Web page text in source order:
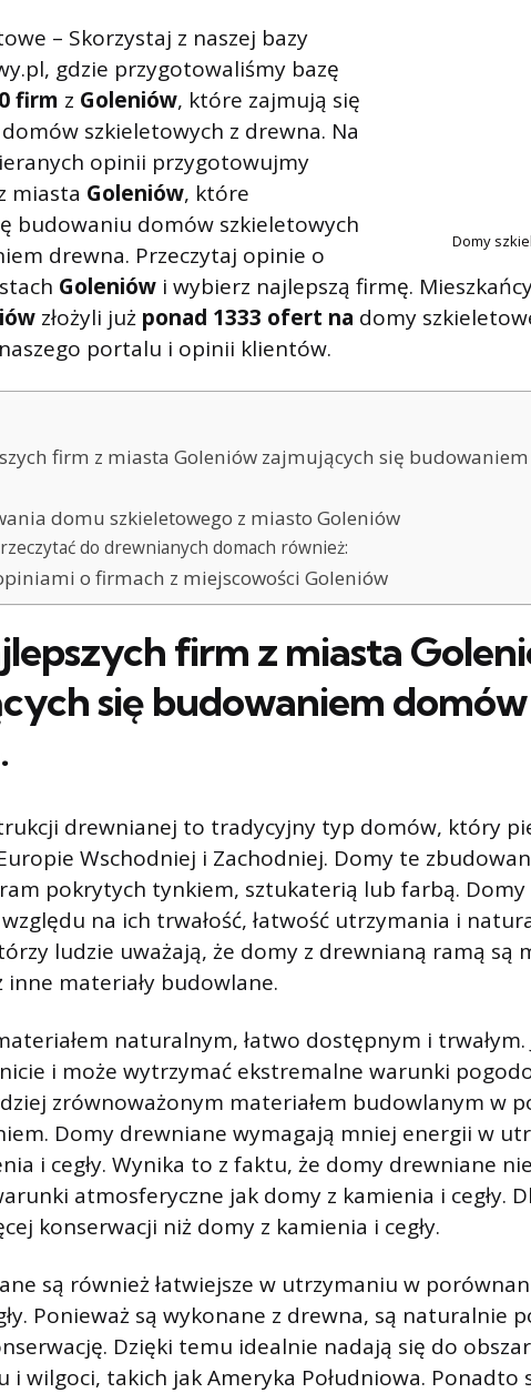
Domy
– Skorzystaj z naszej bazy
gdzie przygotowaliśmy bazę
firm z Goleniów, które zajmują się
szkieletowych z drewna. Na
opinii przygotowujmy
miasta Goleniów, które
budowaniu domów szkieletowych
drewna. Przeczytaj opinie o
Goleniów i wybierz najlepszą firmę.
złożyli już ponad 1333 ofert na domy
portalu i opinii klientów.
firm z miasta Goleniów zajmujących się
domu szkieletowego z miasto Goleniów
do drewnianych domach również:
o firmach z miejscowości Goleniów
firm z miasta
się budowaniem
drewnianej to tradycyjny typ domów, który
Wschodniej i Zachodniej. Domy te
pokrytych tynkiem, sztukaterią lub farbą. Domy
na ich trwałość, łatwość utrzymania i
ludzie uważają, że domy z drewnianą ramą są
inne materiały budowlane.
naturalnym, łatwo dostępnym i trwałym.
i może wytrzymać ekstremalne warunki
zrównoważonym materiałem budowlanym w
Domy drewniane wymagają mniej energii w
i cegły. Wynika to z faktu, że domy drewniane
atmosferyczne jak domy z kamienia i cegły.
konserwacji niż domy z kamienia i cegły.
są również łatwiejsze w utrzymaniu w
Ponieważ są wykonane z drewna, są naturalnie
Dzięki temu idealnie nadają się do
i wilgoci, takich jak Ameryka Południowa. Ponadto